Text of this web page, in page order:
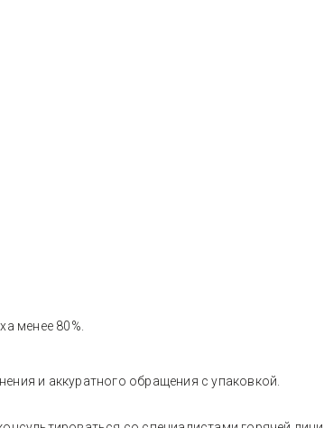
менее 80%.
и аккуратного обращения с упаковкой.